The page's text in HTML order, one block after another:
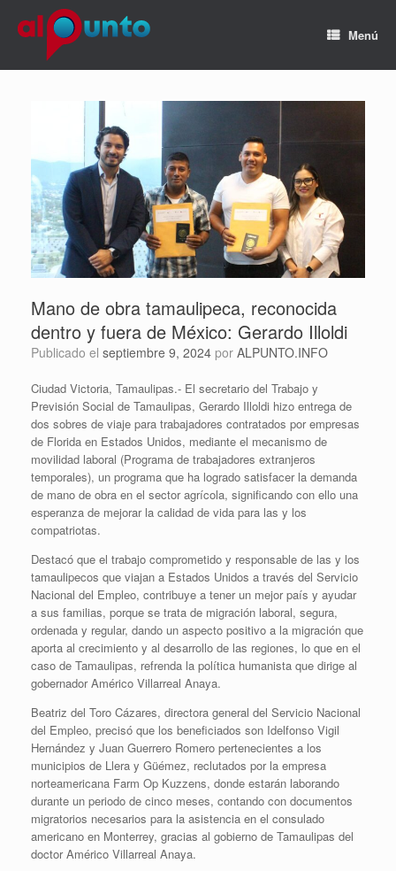
Menú
Mano de obra tamaulipeca, reconocida
dentro y fuera de México: Gerardo Illoldi
Publicado el septiembre 9, 2024 por ALPUNTO.INFO
Ciudad Victoria, Tamaulipas.- El secretario del Trabajo y
Previsión Social de Tamaulipas, Gerardo Illoldi hizo entrega de
dos sobres de viaje para trabajadores contratados por empresas
de Florida en Estados Unidos, mediante el mecanismo de
movilidad laboral (Programa de trabajadores extranjeros
temporales), un programa que ha logrado satisfacer la demanda
de mano de obra en el sector agrícola, significando con ello una
esperanza de mejorar la calidad de vida para las y los
compatriotas.
Destacó que el trabajo comprometido y responsable de las y los
tamaulipecos que viajan a Estados Unidos a través del Servicio
Nacional del Empleo, contribuye a tener un mejor país y ayudar
a sus familias, porque se trata de migración laboral, segura,
ordenada y regular, dando un aspecto positivo a la migración que
aporta al crecimiento y al desarrollo de las regiones, lo que en el
caso de Tamaulipas, refrenda la política humanista que dirige al
gobernador Américo Villarreal Anaya.
Beatriz del Toro Cázares, directora general del Servicio Nacional
del Empleo, precisó que los beneficiados son Idelfonso Vigil
Hernández y Juan Guerrero Romero pertenecientes a los
municipios de Llera y Güémez, reclutados por la empresa
norteamericana Farm Op Kuzzens, donde estarán laborando
durante un periodo de cinco meses, contando con documentos
migratorios necesarios para la asistencia en el consulado
americano en Monterrey, gracias al gobierno de Tamaulipas del
doctor Américo Villarreal Anaya.